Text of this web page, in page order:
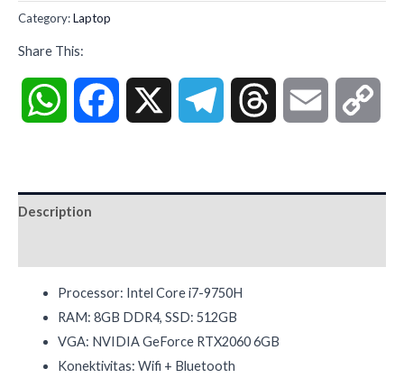
Category:Laptop
Share This:
WhatsAppFacebook Telegram Threads Email
Description
Processor: Intel Core i7-9750H
RAM: 8GB DDR4, SSD: 512GB
VGA: NVIDIA GeForce RTX2060 6GB
Konektivitas: Wifi + Bluetooth